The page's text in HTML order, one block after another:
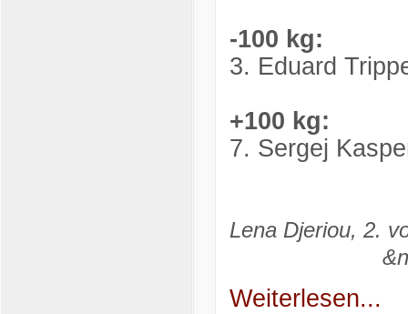
-100 kg:
3. Eduard
+100 kg:
7. Sergej
Lena
Weiterlesen...